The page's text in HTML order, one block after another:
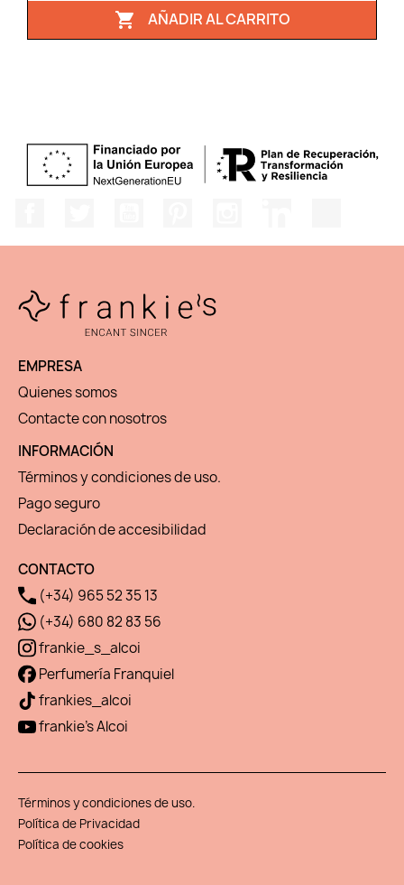
 AÑADIR AL CARRITO
EMPRESA
Quienes somos
Contacte con nosotros
INFORMACIÓN
Términos y condiciones de uso.
Pago seguro
Declaración de accesibilidad
CONTACTO
(+34) 965 52 35 13
(+34) 680 82 83 56
frankie_s_alcoi
Perfumería Franquiel
frankies_alcoi
frankie's Alcoi
Términos y condiciones de uso.
Política de Privacidad
Política de cookies